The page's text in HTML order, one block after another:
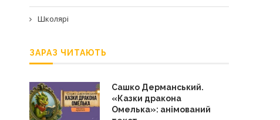
Школярі
ЗАРАЗ ЧИТАЮТЬ
Сашко Дерманський.
«Казки дракона
Омелька»: анімований